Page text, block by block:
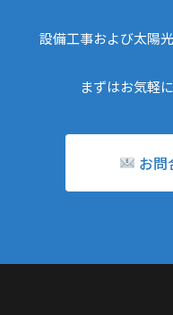
設備工事および太陽
まずはお気軽
お問